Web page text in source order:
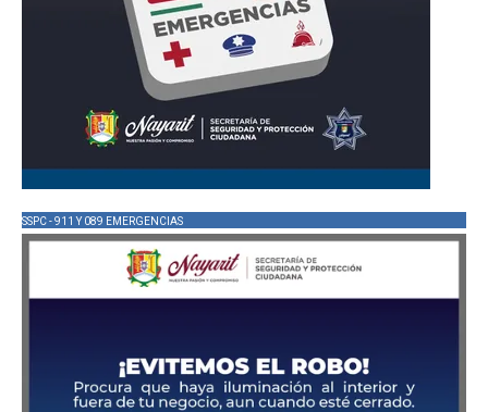
SSPC - 911 Y 089 EMERGENCIAS